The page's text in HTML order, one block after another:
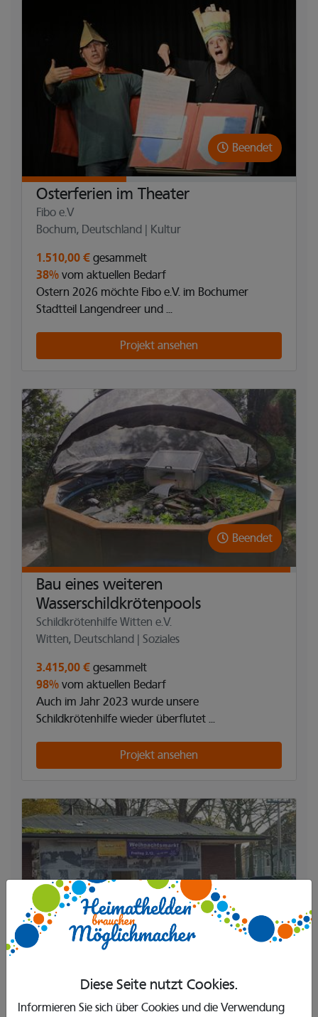
Diese Seite nutzt Cookies.
Informieren Sie sich über Cookies und die Verwendung
Beendet
Osterferien im Theater
Fibo e.V
Bochum, Deutschland | Kultur
1.510,00 € gesammelt
38% vom aktuellen Bedarf
Ostern 2026 möchte Fibo e.V. im Bochumer
Stadtteil Langendreer und ...
Projekt ansehen
Beendet
Bau eines weiteren
Wasserschildkrötenpools
Schildkrötenhilfe Witten e.V.
Witten, Deutschland | Soziales
3.415,00 € gesammelt
98% vom aktuellen Bedarf
Auch im Jahr 2023 wurde unsere
Schildkrötenhilfe wieder überflutet ...
Projekt ansehen
Kaffe anne Bude
Gerther Treff e.V.